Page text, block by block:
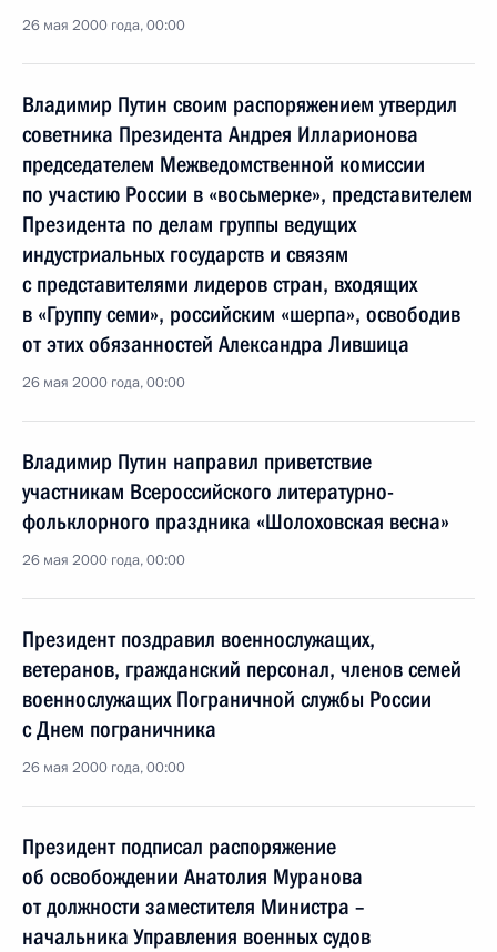
26 мая 2000 года, 00:00
Владимир Путин своим распоряжением утвердил
советника Президента Андрея Илларионова
председателем Межведомственной комиссии
по участию России в «восьмерке», представителем
Президента по делам группы ведущих
индустриальных государств и связям
с представителями лидеров стран, входящих
в «Группу семи», российским «шерпа», освободив
от этих обязанностей Александра Лившица
26 мая 2000 года, 00:00
Владимир Путин направил приветствие
участникам Всероссийского литературно-
фольклорного праздника «Шолоховская весна»
26 мая 2000 года, 00:00
Президент поздравил военнослужащих,
ветеранов, гражданский персонал, членов семей
военнослужащих Пограничной службы России
с Днем пограничника
26 мая 2000 года, 00:00
Президент подписал распоряжение
об освобождении Анатолия Муранова
от должности заместителя Министра –
начальника Управления военных судов